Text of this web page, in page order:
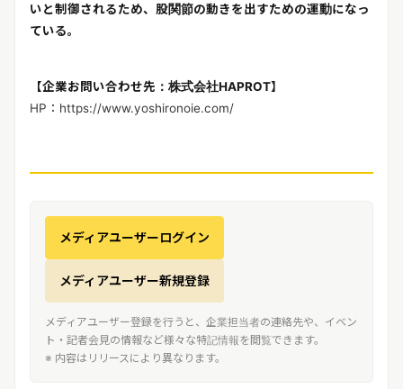
いと制御されるため、股関節の動きを出すための運動になっ
ている。
【企業お問い合わせ先：株式会社HAPROT】
HP：https://www.yoshironoie.com/
メディアユーザーログイン
メディアユーザー新規登録
メディアユーザー登録を行うと、企業担当者の連絡先や、イベン
ト・記者会見の情報など様々な特記情報を閲覧できます。
※ 内容はリリースにより異なります。